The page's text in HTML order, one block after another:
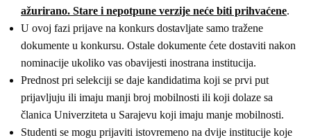
ažurirano. Stare i nepotpune verzije neće biti prihvaćene.
U ovoj fazi prijave na konkurs dostavljate samo tražene
dokumente u konkursu. Ostale dokumente ćete dostaviti nakon
nominacije ukoliko vas obavijesti inostrana institucija.
Prednost pri selekciji se daje kandidatima koji se prvi put
prijavljuju ili imaju manji broj mobilnosti ili koji dolaze sa
članica Univerziteta u Sarajevu koji imaju manje mobilnosti.
Studenti se mogu prijaviti istovremeno na dvije institucije koje